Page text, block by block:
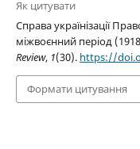
Як цитувати
Справа українізації
міжвоєнний період
Review, 1(30). https://
Формати цитування